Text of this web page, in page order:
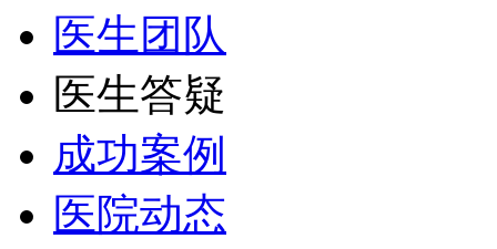
医生团队
医生答疑
成功案例
医院动态